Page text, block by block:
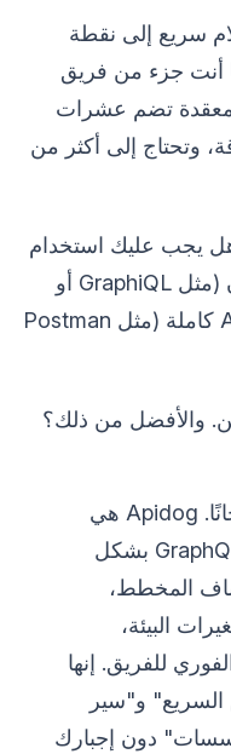
سريع إلى نقطة
أنت جزء من فريق
معقدة تضم عشرات
وتحتاج إلى أكثر من
هل يجب عليك استخدام
أداة اختبار GraphQL خفيفة الوزن (مثل GraphiQL أو
Altair) أم الاستثمار في منصة API كاملة (مثل Postman
والأفضل من ذلك؟
يمكنك تنزيل Apidog مجانًا. Apidog هي
منصة API حديثة تدعم GraphQL بشكل
المخطط،
البيئة،
للفريق. إنها
و"سير
دون إجبارك